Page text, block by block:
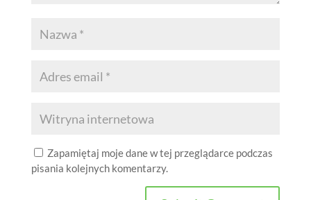
Zapamiętaj moje dane w tej przeglądarce podczas
pisania kolejnych komentarzy.